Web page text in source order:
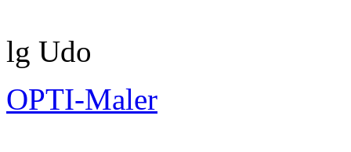
lg Udo
OPTI-Maler